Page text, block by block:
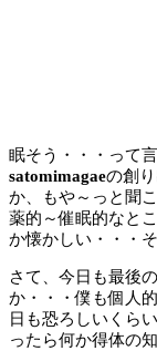
眠そう・・・って
satomimagaeの創
か、もや～っと聞
薬的～催眠的なと
か懐かしい・・・
さて、今日も最後
か・・・僕も個人
日も恐ろしいくら
ったら何か得体の